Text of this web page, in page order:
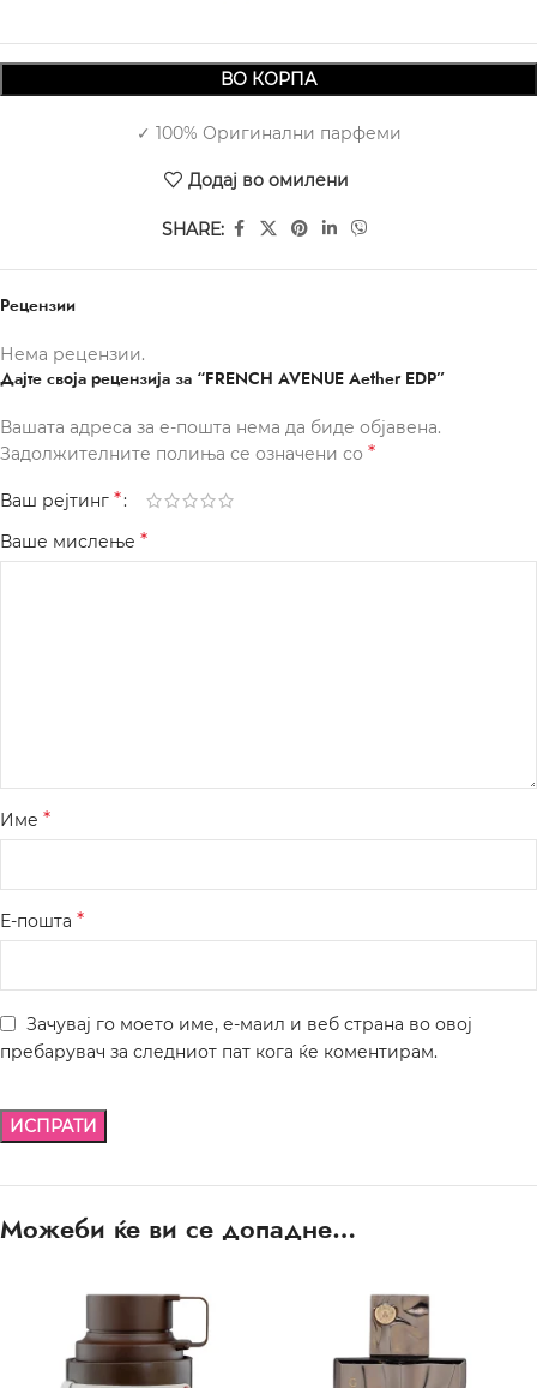
ВО КОРПА
✓ 100% Оригинални парфеми
Додај во омилени
SHARE:
Рецензии
Нема рецензии.
Дајте своја рецензија за “FRENCH AVENUE Aether EDP”
Вашата адреса за е-пошта нема да биде објавена.
Задолжителните полиња се означени со *
Ваш рејтинг *
Ваше мислење *
Име *
Е-пошта *
Зачувај го моето име, е-маил и веб страна во овој
пребарувач за следниот пат кога ќе коментирам.
Можеби ќе ви се допадне…